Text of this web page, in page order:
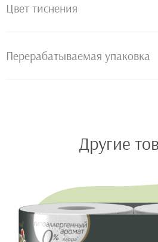
Цвет тиснения
Перерабатываемая упаковка
Другие